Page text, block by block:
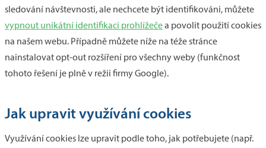
sledování návštevnosti, ale nechcete být identifikováni, můžete
vypnout unikátní identifikaci prohlížečea povolit použití cookies
na našem webu. Případně můžete níže na téže stránce
nainstalovat opt-out rozšíření pro všechny weby (funkčnost
tohoto řešení je plně v režii firmy Google).
Jak upravit využívání cookies
Využívání cookies lze upravit podle toho, jak potřebujete (např.